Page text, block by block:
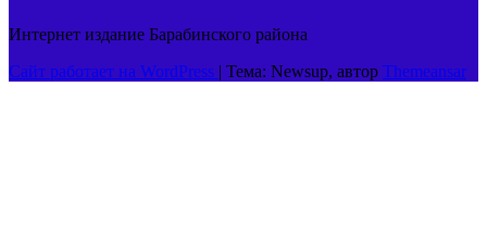
Интернет издание Барабинского района
Сайт работает на WordPress | Тема: Newsup, автор Themeansar